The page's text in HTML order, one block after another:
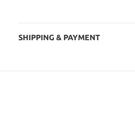
SHIPPING & PAYMENT